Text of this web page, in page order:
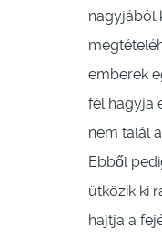
nagyjából
emberek
fél hagyja
nem talál
Ebből
ütközik ki
hajtja a